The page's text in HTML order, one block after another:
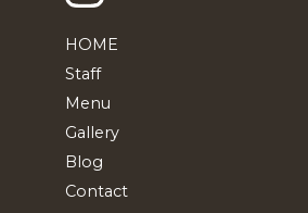
HOME
Staff
Menu
Gallery
Blog
Contact